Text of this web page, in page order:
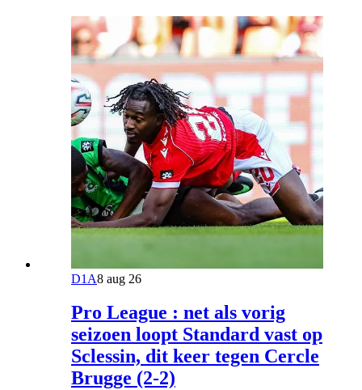
D1A8 aug 26
Pro League : net als vorig
seizoen loopt Standard vast op
Sclessin, dit keer tegen Cercle
Brugge (2-2)